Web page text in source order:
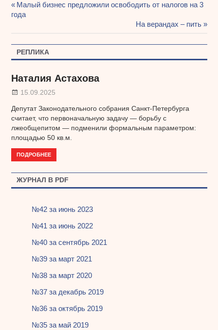
Навигация
по
записям
Предыдущая
запись:
Малый бизнес предложили освободить от налогов на 3
года
Следующая
запись:
На верандах – пить
РЕПЛИКА
Наталия Астахова
15.09.2025
Депутат Законодательного собрания Санкт-Петербурга
считает, что первоначальную задачу — борьбу с
лжеобщепитом — подменили формальным параметром:
площадью 50 кв.м.
ПОДРОБНЕЕ
ЖУРНАЛ В PDF
№42 за июнь 2023
№41 за июнь 2022
№40 за сентябрь 2021
№39 за март 2021
№38 за март 2020
№37 за декабрь 2019
№36 за октябрь 2019
№35 за май 2019